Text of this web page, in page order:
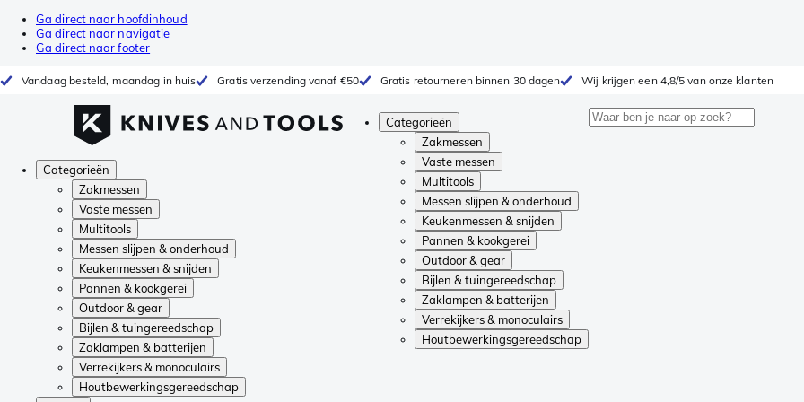
Ga direct naar hoofdinhoud
Ga direct naar navigatie
Ga direct naar footer
Vandaag besteld, maandag in huis Gratis verzending vanaf €50 Gratis retourneren binnen 30 dagen Wij krijgen een 4,8/5 van onze klanten
Categorieën
Zakmessen
Vaste messen
Multitools
Messen slijpen & onderhoud
Keukenmessen & snijden
Pannen & kookgerei
Outdoor & gear
Bijlen & tuingereedschap
Zaklampen & batterijen
Verrekijkers & monoculairs
Houtbewerkingsgereedschap
Categorieën
Zakmessen
Vaste messen
Multitools
Messen slijpen & onderhoud
Keukenmessen & snijden
Pannen & kookgerei
Outdoor & gear
Bijlen & tuingereedschap
Zaklampen & batterijen
Verrekijkers & monoculairs
Houtbewerkingsgereedschap